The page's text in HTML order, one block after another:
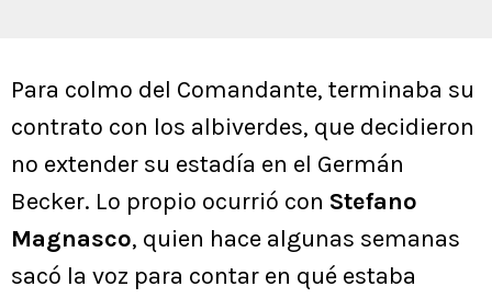
Para colmo del Comandante, terminaba su
contrato con los albiverdes, que decidieron
no extender su estadía en el Germán
Becker. Lo propio ocurrió con Stefano
Magnasco, quien hace algunas semanas
sacó la voz para contar en qué estaba